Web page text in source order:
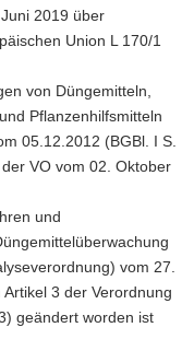
2019 über
Union L 170/1
von Düngemitteln,
Pflanzenhilfsmitteln
05.12.2012 (BGBl. I S.
VO vom 02. Oktober
und
vom 27.
3 der Verordnung
geändert worden ist